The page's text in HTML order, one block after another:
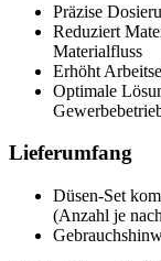
Präzise
Reduziert
Materialfluss
Erhöht
Optimale
Lieferumfang
Düsen-Set
(Anzahl je